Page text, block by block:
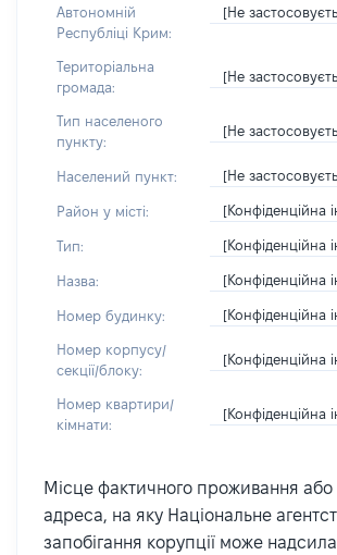
Автономній
Республіці Крим:
[Не
Територіальна
громада:
[Не
Тип населеного
пункту:
[Не
Населений пункт: [Не
Район у місті: [Конфіденційна
Тип: [Конфіденційна
Назва: [Конфіденційна
Номер будинку: [Конфіденційна
Номер корпусу/
секції/блоку:
[Конфіденційна
Номер квартири/
кімнати:
[Конфіденційна
Місце фактичного проживання
адреса, на яку Національне
запобігання корупції може